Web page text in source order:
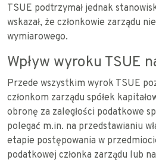
TSUE podtrzymał jednak
wskazał, że członkowie zarządu
wymiarowego.
Wpływ wyroku TSUE
Przede wszystkim wyrok TSUE
członkom zarządu spółek
obronę za zaległości podatkowe
polegać m.in. na przedstawianiu
etapie postępowania w
podatkowej członka zarządu lub